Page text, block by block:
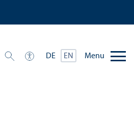
DE EN Menu